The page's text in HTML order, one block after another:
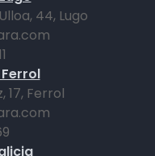
44, Lugo
17, Ferrol